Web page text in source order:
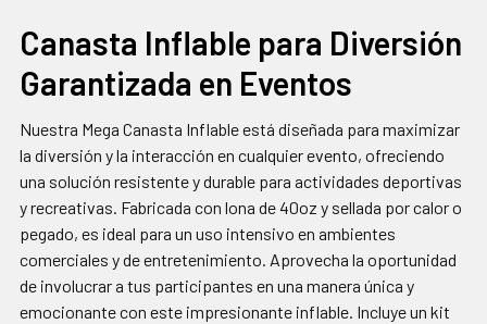
SELECCIONAR
TODO
AGREGAR
SELECCIONADOS
AL CARRITO
Canasta Inflable para Diversión
Garantizada en Eventos
Nuestra Mega Canasta Inflable está diseñada para maximizar
la diversión y la interacción en cualquier evento, ofreciendo
una solución resistente y durable para actividades deportivas
y recreativas. Fabricada con lona de 40oz y sellada por calor o
pegado, es ideal para un uso intensivo en ambientes
comerciales y de entretenimiento. Aprovecha la oportunidad
de involucrar a tus participantes en una manera única y
emocionante con este impresionante inflable. Incluye un kit